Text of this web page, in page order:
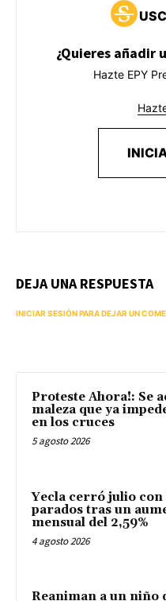
¿Quieres añadir
Hazte EPY
DEJA UNA RESPUESTA
INICIAR SESIÓN PARA DEJAR UN
Proteste Ahora!: Se
maleza que ya
en los cruces
5 agosto 2026
Yecla cerró julio con
parados tras un
mensual del 2,59%
4 agosto 2026
Reaniman a un niño